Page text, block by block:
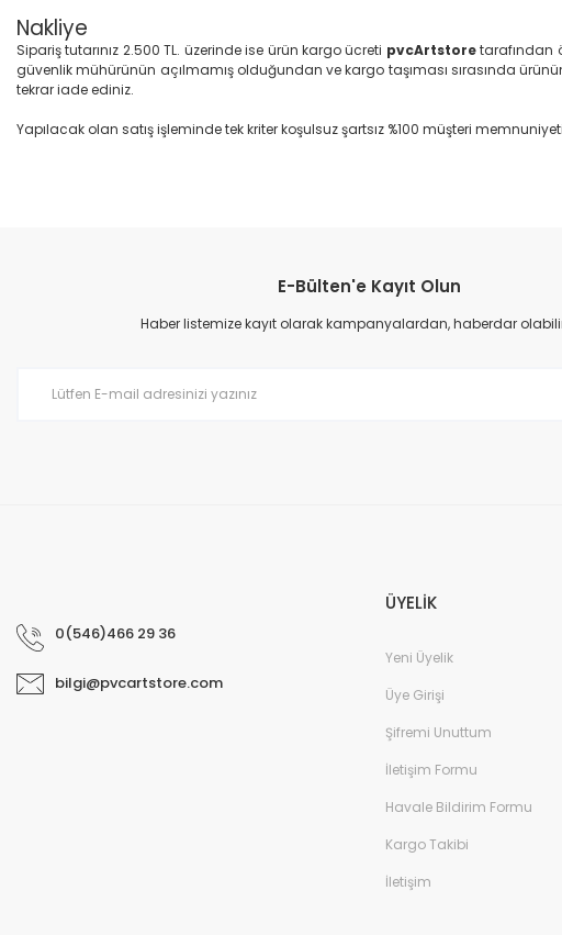
Nakliye
Sipariş tutarınız 2.500 TL. üzerinde ise ürün kargo ücreti pvcArtstoretarafından
güvenlik mühürünün açılmamış olduğundan ve kargo taşıması sırasında
tekrar iade ediniz.
Yapılacak olan satış işleminde tek kriter koşulsuz şartsız %100 müşteri
Ürün resmi kalitesiz, bozuk veya görüntülenemiyor.
Ürün açıklamasında eksik bilgiler bulunuyor.
E-Bülten'e Kayıt Olun
Haber listemize kayıt olarak kampanyalardan, haberdar
0(546)466 29 36
bilgi@pvcartstore.com
ÜYELİK
Yeni Üyelik
Üye Girişi
Şifremi Unuttum
İletişim Formu
Havale Bildirim Formu
Kargo Takibi
İletişim